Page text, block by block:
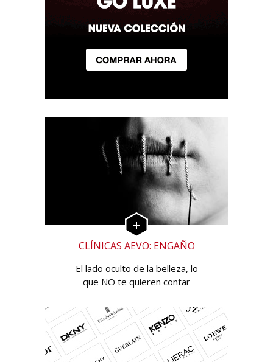
CLÍNICAS AEVO: ENGAÑO
El lado oculto de la belleza, lo
que NO te quieren contar